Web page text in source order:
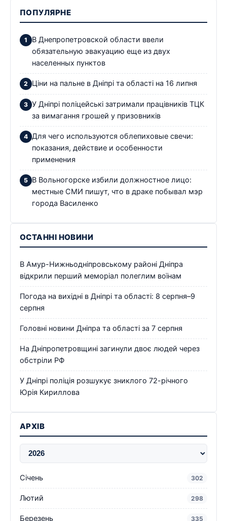
ПОПУЛЯРНЕ
В Днепропетровской области ввели
обязательную эвакуацию еще из двух
населенных пунктов
Ціни на пальне в Дніпрі та області на 16 липня
У Дніпрі поліцейські затримали працівників ТЦК
за вимагання грошей у призовників
Для чего используются облепиховые свечи:
показания, действие и особенности
применения
В Вольногорске избили должностное лицо:
местные СМИ пишут, что в драке побывал мэр
города Василенко
ОСТАННІ НОВИНИ
В Амур-Нижньодніпровському районі Дніпра
відкрили перший меморіал полеглим воїнам
Погода на вихідні в Дніпрі та області: 8 серпня–9
серпня
Головні новини Дніпра та області за 7 серпня
На Дніпропетровщині загинули двоє людей через
обстріли РФ
У Дніпрі поліція розшукує зниклого 72-річного
Юрія Кириллова
АРХІВ
Січень 302
Лютий 298
Березень 335